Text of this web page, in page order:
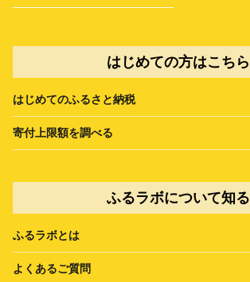
はじめての方はこちら
はじめてのふるさと納税
寄付上限額を調べる
ふるラボについて知る
ふるラボとは
よくあるご質問